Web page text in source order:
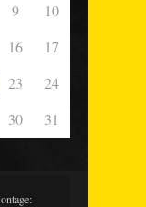
9
10
16
17
23
24
30 31